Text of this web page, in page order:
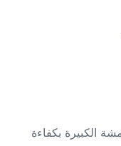
الكبيرة بكفاءة